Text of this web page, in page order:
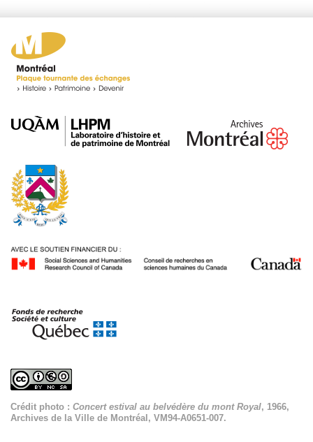
Crédit photo : Concert estival au belvédère du mont Royal, 1966,
Archives de la Ville de Montréal, VM94-A0651-007.